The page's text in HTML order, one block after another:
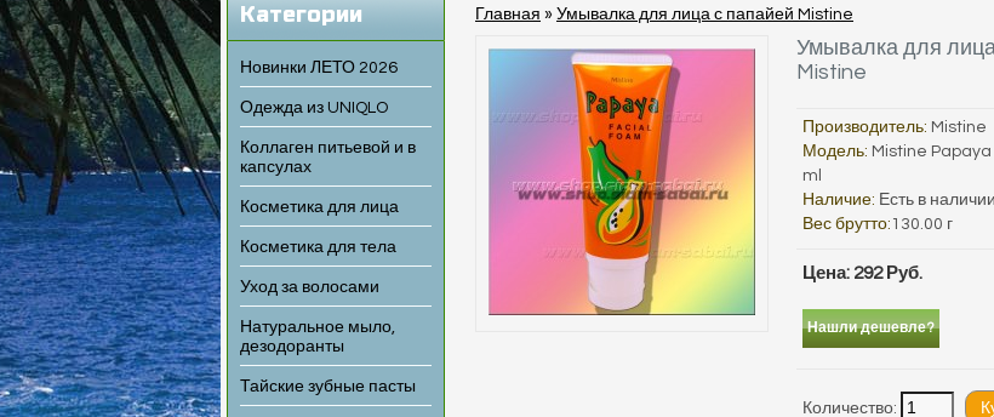
Категории
Новинки ЛЕТО 2026
Одежда из UNIQLO
Коллаген питьевой и в
капсулах
Косметика для лица
Косметика для тела
Уход за волосами
Натуральное мыло,
дезодоранты
Тайские зубные пасты
Главная » Умывалка для лица с папайей Mistine
Умывалка для
Mistine
Производитель: Mistine
Модель: Mistine
ml
Наличие: Есть в наличии
Вес брутто: 130.00 г
Цена: 292 Руб.
Нашли дешевле?
Количество: